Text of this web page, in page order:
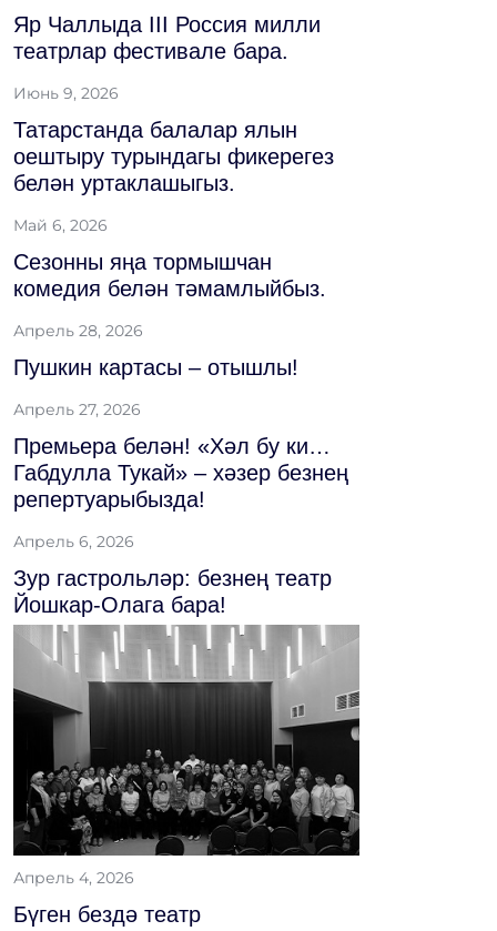
Яр Чаллыда III Россия милли
театрлар фестивале бара.
Июнь 9, 2026
Татарстанда балалар ялын
оештыру турындагы фикерегез
белән уртаклашыгыз.
Май 6, 2026
Сезонны яңа тормышчан
комедия белән тәмамлыйбыз.
Апрель 28, 2026
Пушкин картасы – отышлы!
Апрель 27, 2026
Премьера белән! «Хәл бу ки…
Габдулла Тукай» – хәзер безнең
репертуарыбызда!
Апрель 6, 2026
Зур гастрольләр: безнең театр
Йошкар-Олага бара!
Апрель 4, 2026
Бүген бездә театр